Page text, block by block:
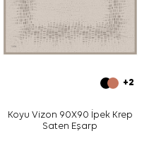
+2
Koyu Vizon 90X90 İpek Krep
Saten Eşarp